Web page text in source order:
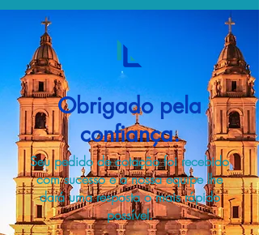
Obrigado pela
confiança.
Seu pedido de cotação foi recebido
com sucesso e a nossa equipe lhe
dará uma resposta o mais rápido
possível.